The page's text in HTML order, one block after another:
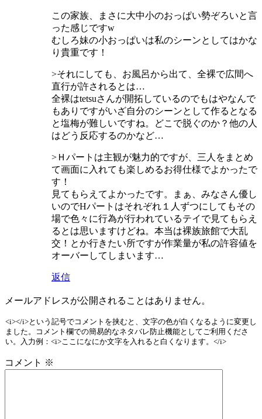
この家族、まさに大中小のおっぱい勢ぞろいと言
った感じですw
むしろ妹の小おっぱいは私のシーンとしてはかな
り貴重です！
>それにしても、お風呂から出て、全裸で広間へ
直行が許されるとは…
全裸はtetsuさんが開拓しているのでもはやなんで
もありですがいざ自分のシーンとして作るとなる
と塩梅が難しいですね。どこで脱ぐのか？他の人
はどう反応するのかなど…
>Ｈパートは主観が魅力的ですが、三人をまとめ
て画面に入れても楽しめるお得仕様でよかったで
す！
見てもらえてよかったです。まぁ、みなさん優し
いのでHパートはそれぞれ１人ずつにしてもその
場で色々に行為が行われているテイで見てもらえ
るとは思いますけどね。本当は裸族旅館で大乱
交！とか行きたい所ですが作業量が私の許容値を
オーバーしてしまいます…
返信
メールアドレスが公開されることはありません。
<i></i>という記号でコメントを挟むと、文字の色が白くなるように変更し
ました。コメント欄での簡易的なネタバレ防止機能としてご利用くださ
い。入力例：<i>ここになにか文字を入れると白くなります。</i>
コメント ※